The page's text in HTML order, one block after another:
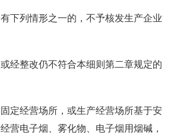
下列情形之一的，不予核发生产企业
或经整改仍不符合本细则第二章规定的
固定经营场所，或生产经营场所基于安
营电子烟、雾化物、电子烟用烟碱，